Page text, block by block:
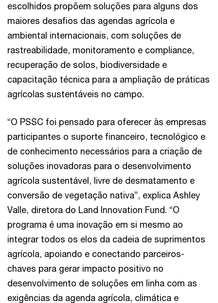
escolhidos propõem soluções para alguns dos
maiores desafios das agendas agrícola e
ambiental internacionais, com soluções de
rastreabilidade, monitoramento e compliance,
recuperação de solos, biodiversidade e
capacitação técnica para a ampliação de práticas
agrícolas sustentáveis no campo.
“O PSSC foi pensado para oferecer às empresas
participantes o suporte financeiro, tecnológico e
de conhecimento necessários para a criação de
soluções inovadoras para o desenvolvimento
agrícola sustentável, livre de desmatamento e
conversão de vegetação nativa”, explica Ashley
Valle, diretora do Land Innovation Fund. “O
programa é uma inovação em si mesmo ao
integrar todos os elos da cadeia de suprimentos
agrícola, apoiando e conectando parceiros-
chaves para gerar impacto positivo no
desenvolvimento de soluções em linha com as
exigências da agenda agrícola, climática e